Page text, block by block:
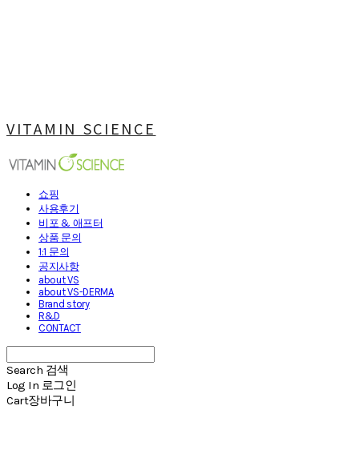
VITAMIN SCIENCE
쇼핑
사용후기
비포 & 애프터
상품 문의
1:1 문의
공지사항
about VS
about VS-DERMA
Brand story
R&D
CONTACT
Search 검색
Log In 로그인
Cart장바구니